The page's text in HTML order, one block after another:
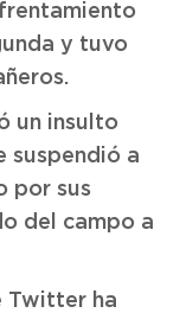
y tuvo
un insulto
suspendió a
por sus
del campo a
Twitter ha